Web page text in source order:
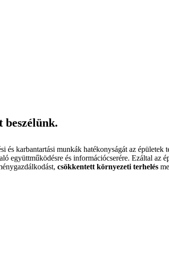
beszélünk.
karbantartási munkák hatékonyságát az
együttműködésre és információcserére. Ezáltal az
csökkentett környezeti terhelés